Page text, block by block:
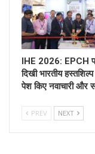
IHE 2026: EPCH
दिखी भारतीय
पेश किए नवाचारी और
PREV NEXT